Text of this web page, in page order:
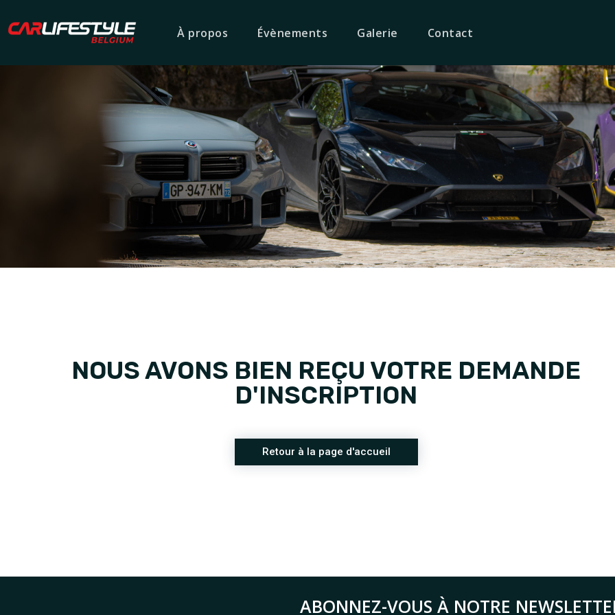
À propos Évènements Galerie Contact
NOUS AVONS BIEN REÇU VOTRE DEMANDE
D'INSCRIPTION
Retour à la page d'accueil
ABONNEZ-VOUS À NOTRE